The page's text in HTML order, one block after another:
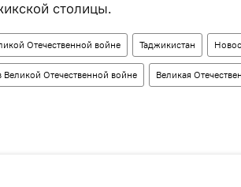
столицы.
Отечественной войне Таджикистан
Отечественной войне Великая